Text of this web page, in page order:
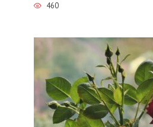
460